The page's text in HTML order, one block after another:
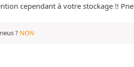
cependant à votre stockage !!
? NON